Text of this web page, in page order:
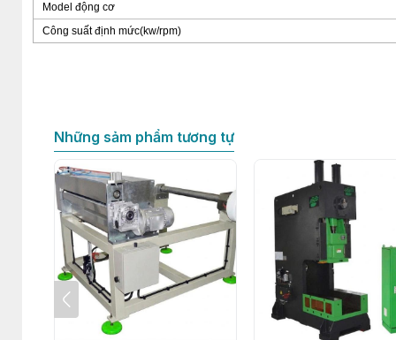
Model động cơ
Công suất định mức(kw/rpm)
Những sảm phẩm tương tự